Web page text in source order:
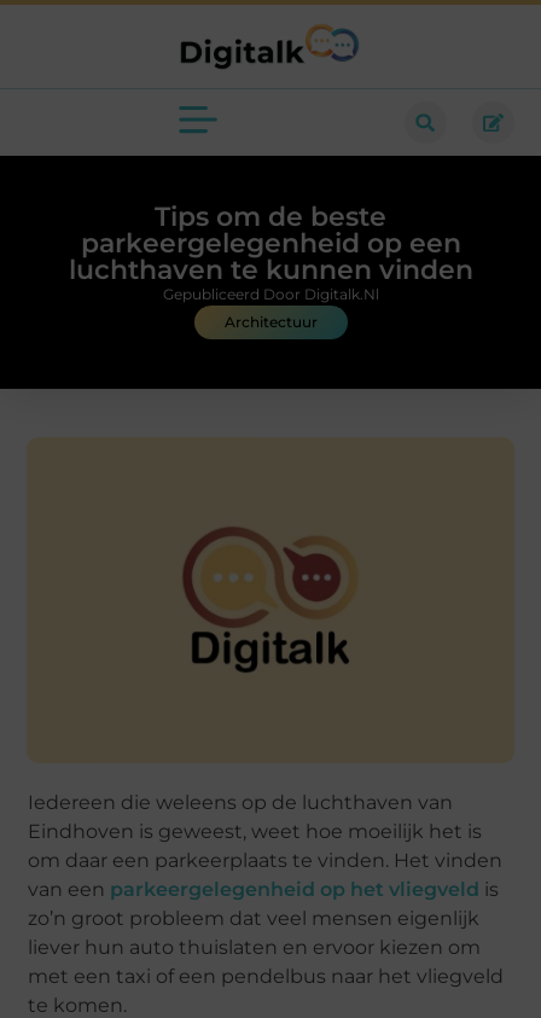
Tips om de beste
parkeergelegenheid op een
luchthaven te kunnen vinden
Architectuur
Gepubliceerd Door Digitalk.nl
Iedereen die weleens op de luchthaven van
Eindhoven is geweest, weet hoe moeilijk het is
om daar een parkeerplaats te vinden. Het vinden
van een parkeergelegenheid op het vliegveld is
zo’n groot probleem dat veel mensen eigenlijk
liever hun auto thuislaten en ervoor kiezen om
met een taxi of een pendelbus naar het vliegveld
te komen.